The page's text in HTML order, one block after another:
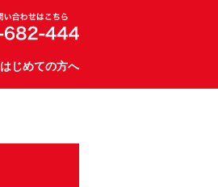
はじめての方へ